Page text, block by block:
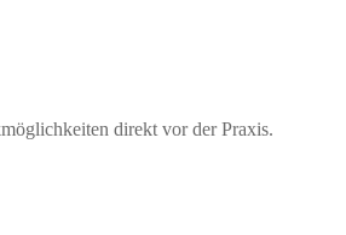
direkt vor der Praxis.